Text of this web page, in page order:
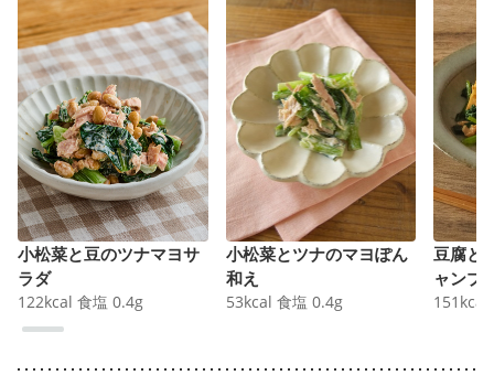
小松菜と豆のツナマヨサ
ラダ
122kcal 食塩 0.4g
小松菜とツナのマヨぽん
和え
53kcal 食塩 0.4g
豆腐と
ャンプ
151 kcal